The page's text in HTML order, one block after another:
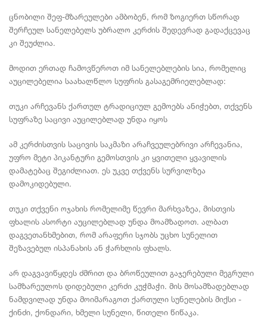
ცნობილი შეფ-მზარეულები ამბობენ, რომ ზოგიერთ სწორად
შერჩეულ სანელებელს უბრალო კერძის შედევრად გადაქცევაც
კი შეუძლია.
მოდით ერთად ჩამოვწეროთ იმ სანელებლების სია, რომელიც
აუცილებელია საახალწლო სუფრის გასაგემრიელებლად:
თუკი არჩევანს ქართულ ტრადიციულ გემოებს ანიჭებთ, თქვენს
სუფრაზე საცივი აუცილებლად უნდა იყოს
ამ კერძისთვის საცივის საკმაზი არაჩვეულებრივი არჩევანია,
უფრო მეტი პიკანტური გემოსთვის კი ყვითელი ყვავილის
დამატებაც შეგიძლიათ. ეს უკვე თქვენს სურვილზეა
დამოკიდებული.
თუკი თქვენი ოჯახის რომელიმე წევრი მარხვაზეა, მისთვის
ფხალის ასორტი აუცილებლად უნდა მოამზადოთ. ალბათ
დაგვეთანხმებით, რომ არაფერი სჯობს უცხო სუნელით
შეზავებულ ისპანახის ან ჭარხლის ფხალს.
არ დაგვავიწყდეს ძმრით და ბროწეულით გაჯერებული მეგრული
სამზარეულოს დიდებული კერძი კუჭმაჭი. მის მოსამზადებლად
ნამდვილად უნდა მოიმარაგოთ ქართული სუნელების მიქსი -
ქინძი, ქონდარი, ხმელი სუნელი, წითელი წიწაკა.